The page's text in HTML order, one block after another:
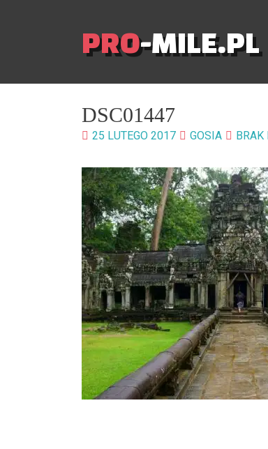
PRO-MILE.PL
DSC01447
25 LUTEGO 2017 GOSIA BRAK